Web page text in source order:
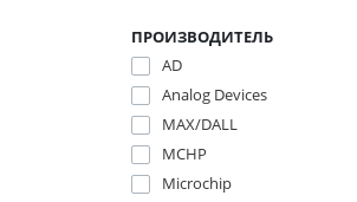
ПРОИЗВОДИТЕЛЬ
AD
Analog Devices
MAX/DALL
MCHP
Microchip